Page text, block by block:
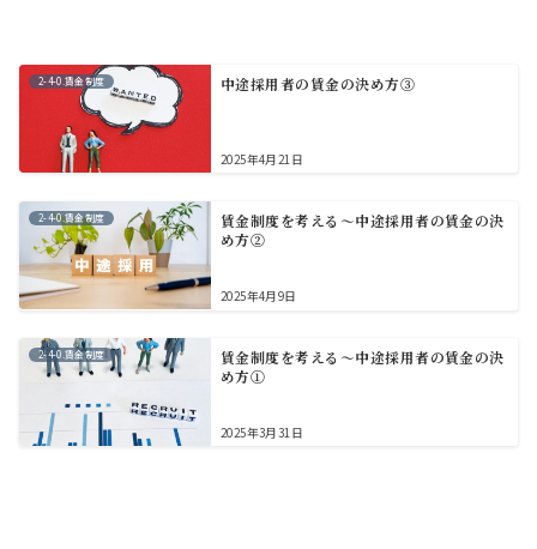
2-4-0.賃金制度 中途採用者の賃金の決め方③
2025年4月21日
2-4-0.賃金制度
賃金制度を考える～中途採用者の賃金の決
め方②
2025年4月9日
2-4-0.賃金制度
賃金制度を考える～中途採用者の賃金の決
め方①
2025年3月31日